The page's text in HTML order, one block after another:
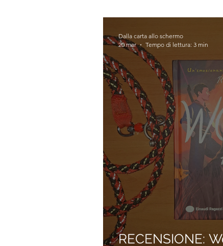
RECENSIONE:
Dalla carta allo schermo
20 mar
Tempo di lettura: 3 min